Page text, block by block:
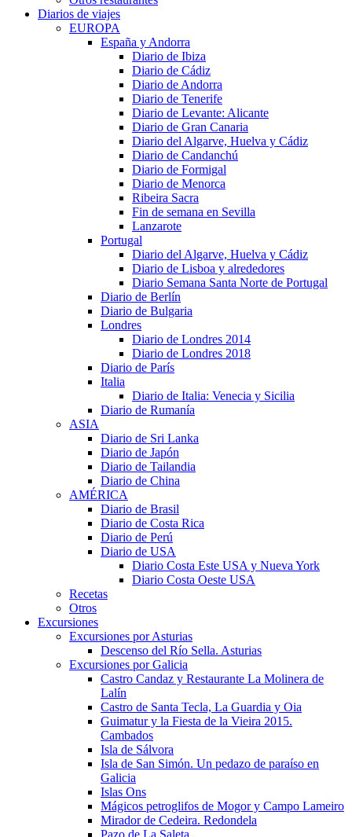
Diarios de viajes
EUROPA
España y Andorra
Diario de Ibiza
Diario de Cádiz
Diario de Andorra
Diario de Tenerife
Diario de Levante: Alicante
Diario de Gran Canaria
Diario del Algarve, Huelva y Cádiz
Diario de Candanchú
Diario de Formigal
Diario de Menorca
Ribeira Sacra
Fin de semana en Sevilla
Lanzarote
Portugal
Diario del Algarve, Huelva y Cádiz
Diario de Lisboa y alrededores
Diario Semana Santa Norte de Portugal
Diario de Berlín
Diario de Bulgaria
Londres
Diario de Londres 2014
Diario de Londres 2018
Diario de París
Italia
Diario de Italia: Venecia y Sicilia
Diario de Rumanía
ASIA
Diario de Sri Lanka
Diario de Japón
Diario de Tailandia
Diario de China
AMÉRICA
Diario de Brasil
Diario de Costa Rica
Diario de Perú
Diario de USA
Diario Costa Este USA y Nueva York
Diario Costa Oeste USA
Recetas
Otros
Excursiones
Excursiones por Asturias
Descenso del Río Sella. Asturias
Excursiones por Galicia
Castro Candaz y Restaurante La Molinera de
Lalín
Castro de Santa Tecla, La Guardia y Oia
Guimatur y la Fiesta de la Vieira 2015.
Cambados
Isla de Sálvora
Isla de San Simón. Un pedazo de paraíso en
Galicia
Islas Ons
Mágicos petroglifos de Mogor y Campo Lameiro
Mirador de Cedeira. Redondela
Pazo de La Saleta